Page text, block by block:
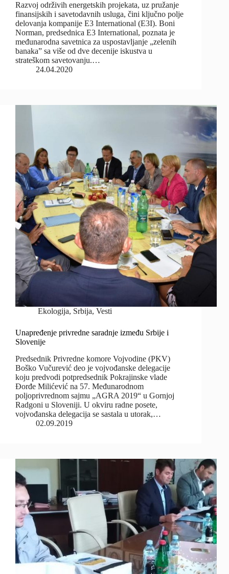
Razvoj održivih energetskih projekata, uz pružanje
finansijskih i savetodavnih usluga, čini ključno polje
delovanja kompanije E3 International (E3I). Boni
Norman, predsednica E3 International, poznata je
međunarodna savetnica za uspostavljanje „zelenih
banaka” sa više od dve decenije iskustva u
strateškom savetovanju.…
24.04.2020
Ekologija, Srbija,Vesti
Unapređenje privredne saradnje između Srbije i
Slovenije
Predsednik Privredne komore Vojvodine (PKV)
Boško Vučurević deo je vojvođanske delegacije
koju predvodi potpredsednik Pokrajinske vlade
Đorđe Milićević na 57. Međunarodnom
poljoprivrednom sajmu „AGRA 2019“ u Gornjoj
Radgoni u Sloveniji. U okviru radne posete,
vojvođanska delegacija se sastala u utorak,…
02.09.2019